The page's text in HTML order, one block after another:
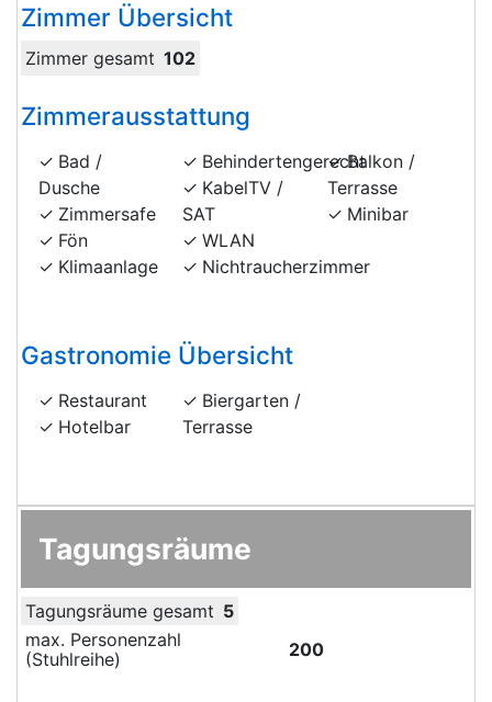
Zimmer Übersicht
Zimmer gesamt 102
Zimmerausstattung
Bad /
Dusche
Zimmersafe
Fön
Klimaanlage
Behindertengerecht
KabelTV /
SAT
WLAN
Nichtraucherzimmer
Balkon /
Terrasse
Minibar
Gastronomie Übersicht
Restaurant
Hotelbar
Biergarten /
Terrasse
Tagungsräume
Tagungsräume gesamt 5
max. Personenzahl
(Stuhlreihe)
200